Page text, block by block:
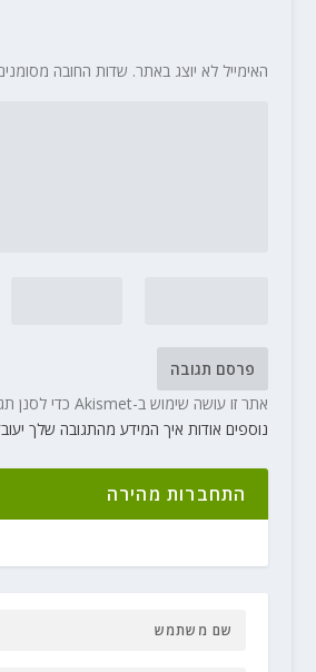
האימייל לא יוצג באתר. שדות החובה
אתר זו עושה שימוש ב-Akismet כדי לסנן תגובות זבל.
נוספים אודות איך המידע מהתגובה שלך
התחברות מהירה